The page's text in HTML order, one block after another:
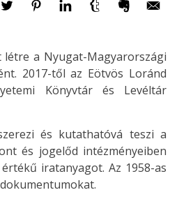
a Nyugat-Magyarországi
2017-től az Eötvös Loránd
Könyvtár és Levéltár
és kutathatóvá teszi a
és jogelőd intézményeiben
iratanyagot. Az 1958-as